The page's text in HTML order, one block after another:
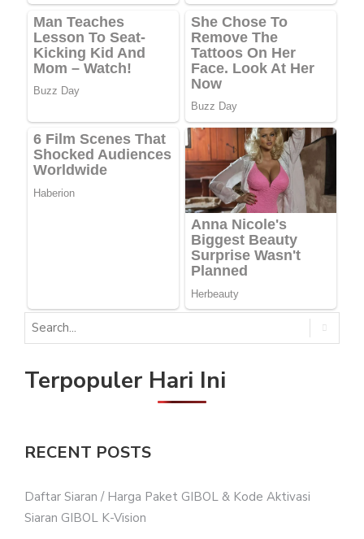
Terpopuler Hari Ini
RECENT POSTS
Daftar Siaran / Harga Paket GIBOL & Kode Aktivasi
Siaran GIBOL K-Vision